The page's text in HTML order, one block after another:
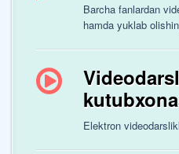
Barcha fanlardan
hamda yuklab
Elektron